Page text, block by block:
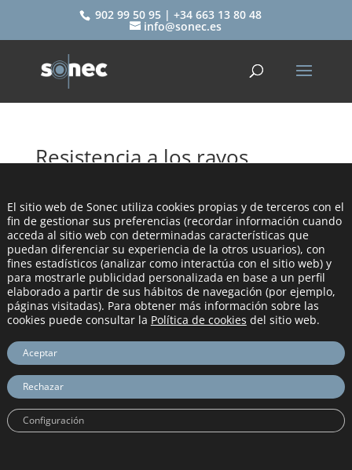
902 99 50 95 | +34 663 13 80 48
info@sonec.es
Resistencia a los rayos
membranas acústicas.
porsonec|Ago 21, 2023|SONEC
El sitio web de Sonec utiliza cookies propias y de terceros con el
fin de gestionar sus preferencias (recordar información cuando
acceda al sitio web con determinadas características que
puedan diferenciar su experiencia de la otros usuarios), con
fines estadísticos (analizar como interactúa con el sitio web) y
para mostrarle publicidad personalizada en base a un perfil
elaborado a partir de sus hábitos de navegación (por ejemplo,
páginas visitadas). Para obtener más información sobre las
cookies puede consultar la Política de cookies del sitio web.
Aceptar
Rechazar
Configuración